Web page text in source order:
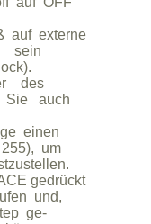
auf  externe
sein
des
Sie   auch
einen
um
gedrückt
und,
ge-